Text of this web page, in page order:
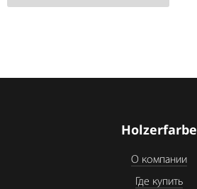
Holzerfarbe
О компании
Где купить